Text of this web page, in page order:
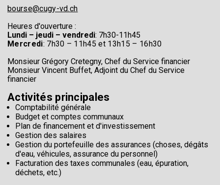
bourse@cugy-vd.ch
Heures d'ouverture :
Lundi – jeudi – vendredi: 7h30-11h45
Mercredi: 7h30 – 11h45 et 13h15 – 16h30
Monsieur Grégory Cretegny, Chef du Service financier
Monsieur Vincent Buffet, Adjoint du Chef du Service
financier
Activités principales
Comptabilité générale
Budget et comptes communaux
Plan de financement et d'investissement
Gestion des salaires
Gestion du portefeuille des assurances (choses, dégâts
d'eau, véhicules, assurance du personnel)
Facturation des taxes communales (eau, épuration,
déchets, etc.)